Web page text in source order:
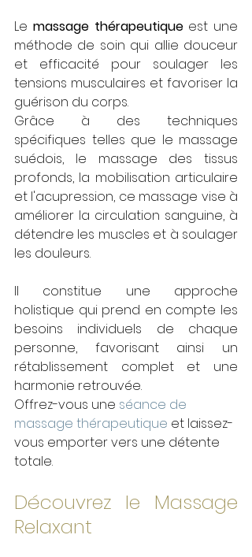
Le massage thérapeutique est une
méthode de soin qui allie douceur
et efficacité pour soulager les
tensions musculaires et favoriser la
guérison du corps.
Grâce à des techniques
spécifiques telles que le massage
suédois, le massage des tissus
profonds, la mobilisation articulaire
et l'acupression, ce massage vise à
améliorer la circulation sanguine, à
détendre les muscles et à soulager
les douleurs.
Il constitue une approche
holistique qui prend en compte les
besoins individuels de chaque
personne, favorisant ainsi un
rétablissement complet et une
harmonie retrouvée.
Offrez-vous une séance de
massage thérapeutique et laissez-
vous emporter vers une détente
totale.
Découvrez le Massage
Relaxant